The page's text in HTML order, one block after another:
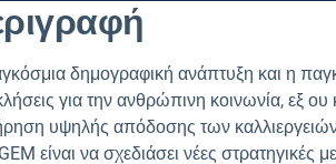
δημογραφική ανάπτυξη και η
για την ανθρώπινη κοινωνία, εξ ου
υψηλής απόδοσης των
είναι να σχεδιάσει νέες